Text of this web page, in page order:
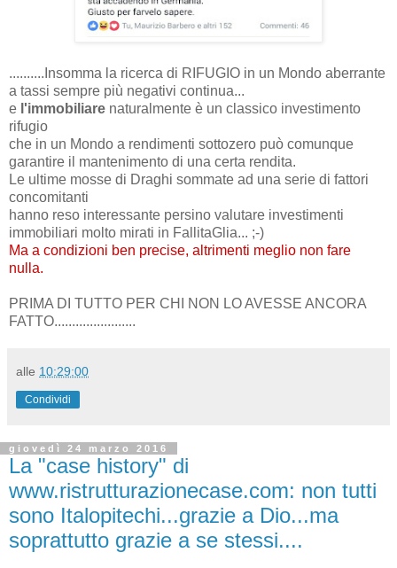
..........Insomma la ricerca di RIFUGIO in un Mondo aberrante
a tassi sempre più negativi continua...
e l'immobiliare naturalmente è un classico investimento
rifugio
che in un Mondo a rendimenti sottozero può comunque
garantire il mantenimento di una certa rendita.
Le ultime mosse di Draghi sommate ad una serie di fattori
concomitanti
hanno reso interessante persino valutare investimenti
immobiliari molto mirati in FallitaGlia... ;-)
Ma a condizioni ben precise, altrimenti meglio non fare
nulla.
PRIMA DI TUTTO PER CHI NON LO AVESSE ANCORA
FATTO.......................
alle 10:29:00
Condividi
giovedì 24 marzo 2016
La "case history" di
www.ristrutturazionecase.com: non tutti
sono Italopitechi...grazie a Dio...ma
soprattutto grazie a se stessi....